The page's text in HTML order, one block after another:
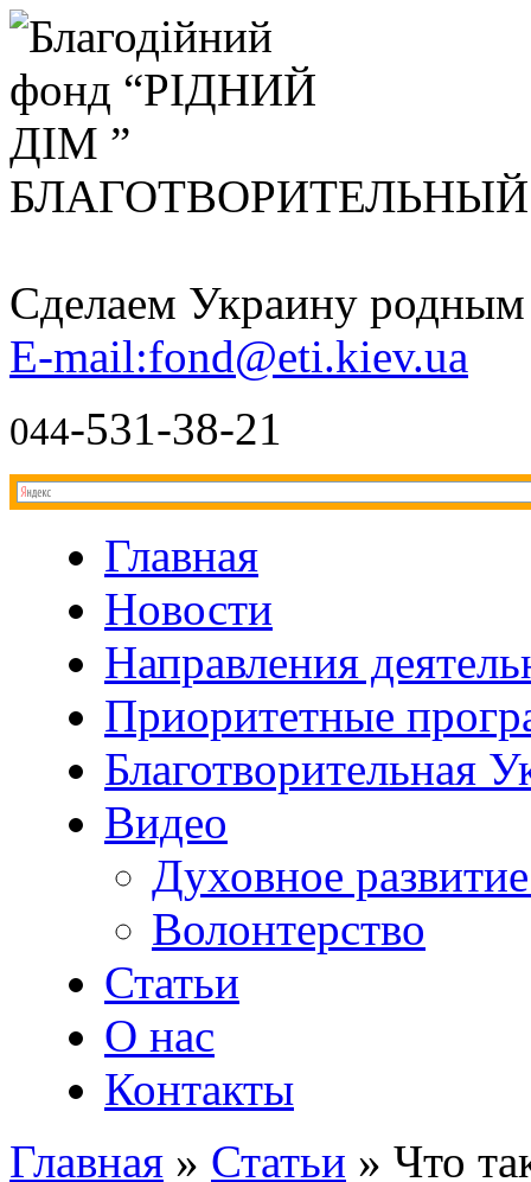
Сделаем Украину родным
E-mail:fond@eti.kiev.ua
044-531-38-21
Главная
Новости
Направления
Приоритетные
Благотворительная
Видео
Духовное
Волонтерство
Статьи
О нас
Контакты
Главная » Статьи » Что